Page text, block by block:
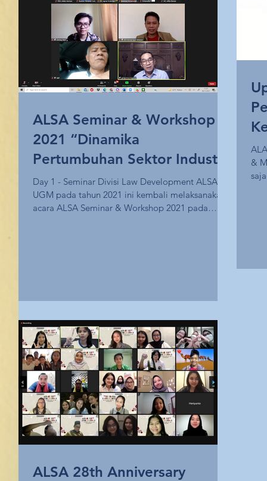
ALSA Seminar & Workshop
2021 “Dinamika
Pertumbuhan Sektor Industri
Hijau di Indonesia”
Day 1 - Seminar Divisi Law Development ALSA LC
UGM pada tahun 2021 ini kembali melaksanakan
acara ALSA Seminar & Workshop 2021 pada
&
ALSA 28th Anniversary